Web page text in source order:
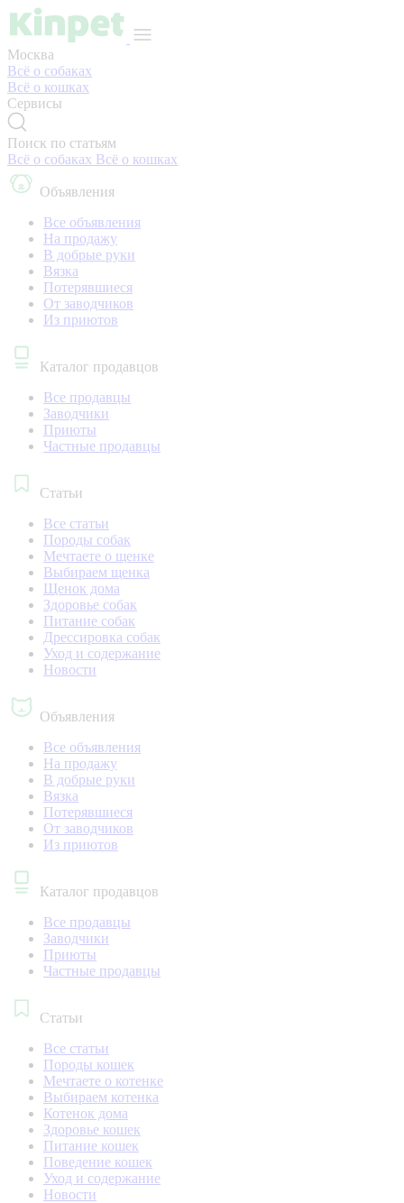
Москва
Всё о собаках
Всё о кошках
Сервисы
Поиск по статьям
Всё о собаках Всё о кошках
Объявления
Все объявления
На продажу
В добрые руки
Вязка
Потерявшиеся
От заводчиков
Из приютов
Каталог продавцов
Все продавцы
Заводчики
Приюты
Частные продавцы
Статьи
Все статьи
Породы собак
Мечтаете о щенке
Выбираем щенка
Щенок дома
Здоровье собак
Питание собак
Дрессировка собак
Уход и содержание
Новости
Объявления
Все объявления
На продажу
В добрые руки
Вязка
Потерявшиеся
От заводчиков
Из приютов
Каталог продавцов
Все продавцы
Заводчики
Приюты
Частные продавцы
Статьи
Все статьи
Породы кошек
Мечтаете о котенке
Выбираем котенка
Котенок дома
Здоровье кошек
Питание кошек
Поведение кошек
Уход и содержание
Новости